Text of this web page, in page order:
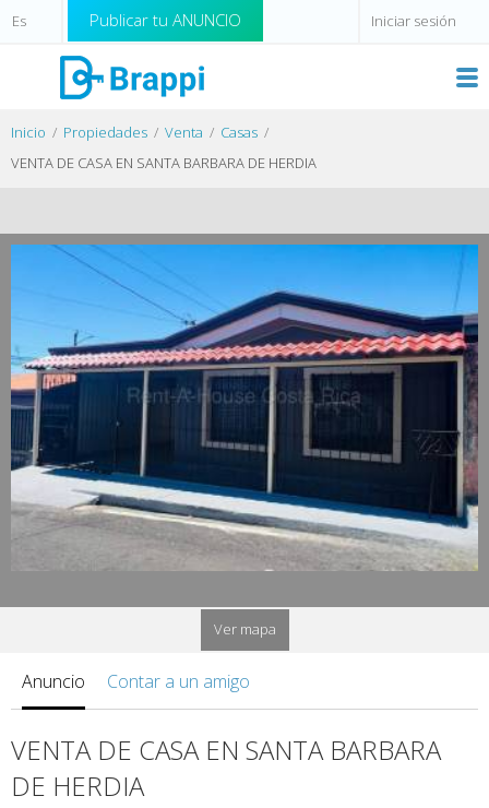
Publicar tu ANUNCIO Iniciar sesión
Inicio Propiedades Venta
Casas
VENTA DE CASA EN SANTA BARBARA DE HERDIA
Ver mapa
Anuncio Contar a un amigo
VENTA DE CASA EN SANTA BARBARA
DE HERDIA